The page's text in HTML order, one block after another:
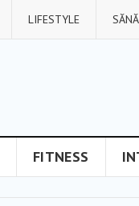
LIFESTYLE
FITNESS